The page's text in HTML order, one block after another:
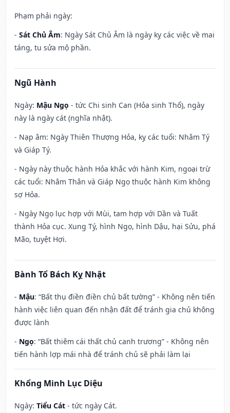
Phạm phải ngày:
- Sát Chủ Âm: Ngày Sát Chủ Âm là ngày kỵ các việc về mai
táng, tu sửa mộ phần.
Ngũ Hành
Ngày: Mậu Ngọ - tức Chi sinh Can (Hỏa sinh Thổ), ngày
này là ngày cát (nghĩa nhật).
- Nạp âm: Ngày Thiên Thượng Hỏa, kỵ các tuổi: Nhâm Tý
và Giáp Tý.
- Ngày này thuộc hành Hỏa khắc với hành Kim, ngoại trừ
các tuổi: Nhâm Thân và Giáp Ngọ thuộc hành Kim không
sợ Hỏa.
- Ngày Ngọ lục hợp với Mùi, tam hợp với Dần và Tuất
thành Hỏa cục. Xung Tý, hình Ngọ, hình Dậu, hại Sửu, phá
Mão, tuyệt Hợi.
Bành Tổ Bách Kỵ Nhật
- Mậu: “Bất thụ điền điền chủ bất tường” - Không nên tiến
hành việc liên quan đến nhận đất để tránh gia chủ không
được lành
- Ngọ: “Bất thiêm cái thất chủ canh trương” - Không nên
tiến hành lợp mái nhà để tránh chủ sẽ phải làm lại
Khổng Minh Lục Diệu
Ngày: Tiểu Cát - tức ngày Cát.